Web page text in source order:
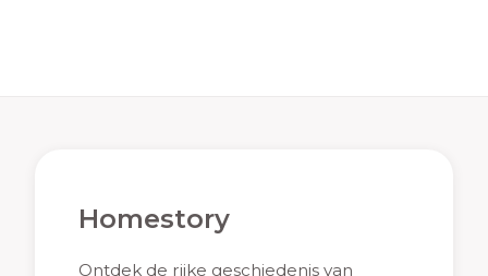
Homestory
Ontdek de rijke geschiedenis van